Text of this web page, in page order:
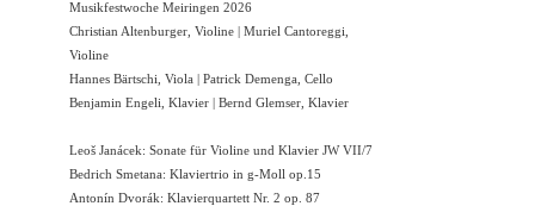
Musikfestwoche Meiringen 2026
Christian Altenburger, Violine | Muriel Cantoreggi,
Violine
Hannes Bärtschi, Viola | Patrick Demenga, Cello
Benjamin Engeli, Klavier | Bernd Glemser, Klavier
Leoš Janácek: Sonate für Violine und Klavier JW VII/7
Bedrich Smetana: Klaviertrio in g-Moll op.15
Antonín Dvorák: Klavierquartett Nr. 2 op. 87